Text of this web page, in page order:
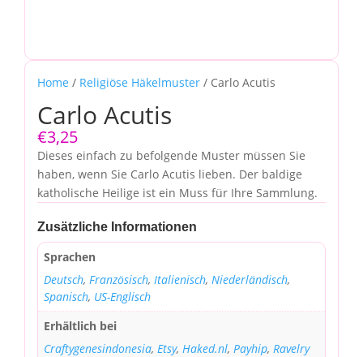
Home / Religiöse Häkelmuster / Carlo Acutis
Carlo Acutis
€3,25
Dieses einfach zu befolgende Muster müssen Sie
haben, wenn Sie Carlo Acutis lieben. Der baldige
katholische Heilige ist ein Muss für Ihre Sammlung.
Zusätzliche Informationen
Sprachen
Deutsch, Französisch, Italienisch, Niederländisch,
Spanisch, US-Englisch
Erhältlich bei
Craftygenesindonesia, Etsy, Haked.nl, Payhip, Ravelry